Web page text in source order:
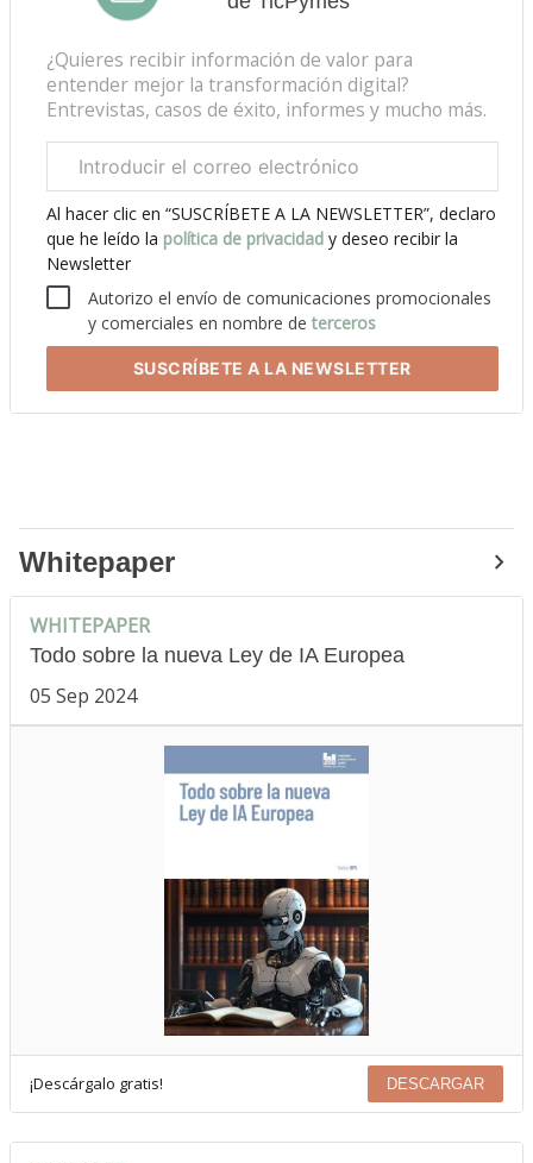
¿Quieres recibir información de valor para
entender mejor la transformación digital?
Entrevistas, casos de éxito, informes y mucho más.
electrónico
corporativo
Al hacer clic en “SUSCRÍBETE A LA NEWSLETTER”, declaro
que he leído la política de privacidad y deseo recibir la
Newsletter
Autorizo el envío de comunicaciones promocionales
y comerciales en nombre deterceros
SUSCRÍBETE A LA NEWSLETTER
Whitepaper
WHITEPAPER
Todo sobre la nueva Ley de IA Europea
05 Sep 2024
¡Descárgalo gratis! DESCARGAR